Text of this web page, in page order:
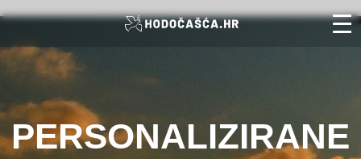
PERSONALIZIRANE